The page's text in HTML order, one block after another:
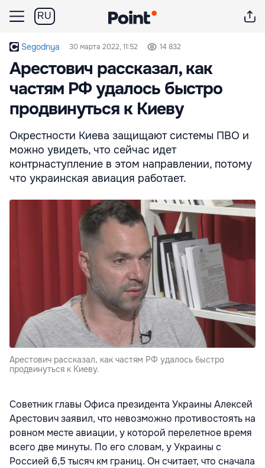
RU
Segodnya 30 марта 2022, 11:52 14 832
Арестович рассказал, как
частям РФ удалось быстро
продвинуться к Киеву
Окрестности Киева защищают системы ПВО и
можно увидеть, что сейчас идет
контрнаступление в этом направлении, потому
что украинская авиация работает.
Арестович рассказал, как частям РФ удалось быстро
продвинуться к Киеву.
Советник главы Офиса президента Украины Алексей
Арестович заявил, что невозможно противостоять на
ровном месте авиации, у которой перелетное время
всего две минуты. По его словам, у Украины с
Россией 6,5 тысяч км границ. Он считает, что сначала